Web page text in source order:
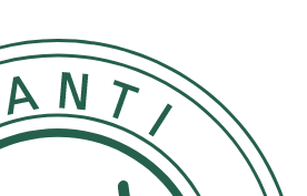
skölj bort duschgelen med
Bör inte exponeras för direkt